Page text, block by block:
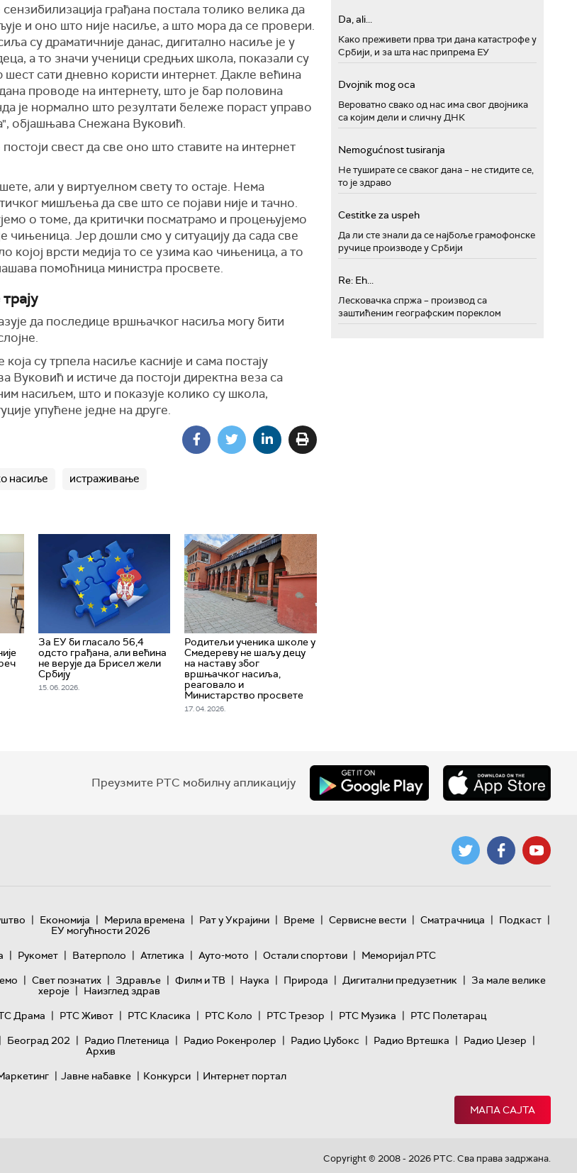
грађана постала толико велика да
и оно што није насиље, а што мора да се провери.
су драматичније данас, дигитално насиље је у
а то значи ученици средњих школа, показали су
шест сати дневно користи интернет. Дакле већина
проводе на интернету, што је бар половина
је нормално што резултати бележе пораст управо
објашњава Снежана Вуковић.
свест да све оно што ставите на интернет
али у виртуелном свету то остаје. Нема
мишљења да све што се појави није и тачно.
о томе, да критички посматрамо и процењујемо
чињеница. Јер дошли смо у ситуацију да сада све
којој врсти медија то се узима као чињеница, а то
помоћница министра просвете.
да последице вршњачког насиља могу бити
су трпела насиље касније и сама постају
Вуковић и истиче да постоји директна веза са
насиљем, што и показује колико су школа,
упућене једне на друге.
насиље истраживање
За ЕУ би гласало 56,4
одсто грађана, али већина
не верује да Брисел жели
Србију
15. 06. 2026.
Родитељи ученика школе у
Смедереву не шаљу децу
на наставу због
вршњачког насиља,
реаговало и
Министарство просвете
17. 04. 2026.
Da, ali...
Како преживети прва три дана катастрофе у
Србији, и за шта нас припрема ЕУ
Dvojnik mog oca
Вероватно свако од нас има свог двојника
са којим дели и сличну ДНК
Nemogućnost tusiranja
Не туширате се сваког дана – не стидите се,
то је здраво
Cestitke za uspeh
Да ли сте знали да се најбоље грамофонске
ручице производе у Србији
Re: Eh...
Лесковачка спржа – производ са
заштићеним географским пореклом
Преузмите РТС мобилну апликацију
| Економија | Мерила времена | Рат у Украјини | Време | Сервисне вести | Сматрачница | Подкаст |
ЕУ могућности 2026
| Рукомет | Ватерполо | Атлетика | Ауто-мото | Остали спортови | Меморијал РТС
| Свет познатих | Здравље | Филм и ТВ | Наука | Природа | Дигитални предузетник | За мале велике
хероје | Наизглед здрав
Драма | РТС Живот | РТС Класика | РТС Коло | РТС Трезор | РТС Музика | РТС Полетарац
| Београд 202 | Радио Плетеница | Радио Рокенролер | Радио Џубокс | Радио Вртешка | Радио Џезер |
Архив
| Јавне набавке | Конкурси | Интернет портал
МАПА САЈТА
Copyright © 2008 - 2026 РТС. Сва права задржана.